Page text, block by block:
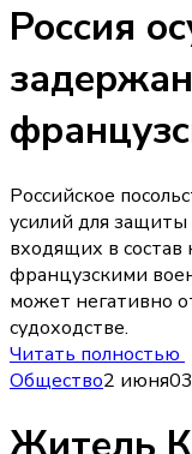
Россия
Российское
усилий для защиты
входящих в
французскими
может негативно
судоходстве.
Читать полностью
Общество2 июня